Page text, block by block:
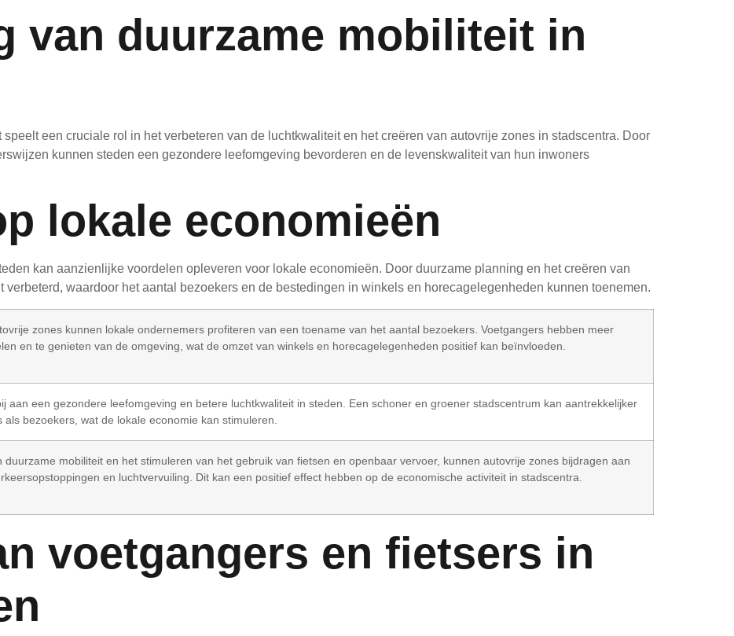
van duurzame mobiliteit in
een cruciale rol in het verbeteren van de luchtkwaliteit en het creëren van autovrije zones in stadscentra. Door
kunnen steden een gezondere leefomgeving bevorderen en de levenskwaliteit van hun inwoners
lokale economieën
kan aanzienlijke voordelen opleveren voor lokale economieën. Door duurzame planning en het creëren van
waardoor het aantal bezoekers en de bestedingen in winkels en horecagelegenheden kunnen toenemen.
zones kunnen lokale ondernemers profiteren van een toename van het aantal bezoekers. Voetgangers hebben meer
en te genieten van de omgeving, wat de omzet van winkels en horecagelegenheden positief kan beïnvloeden.
aan een gezondere leefomgeving en betere luchtkwaliteit in steden. Een schoner en groener stadscentrum kan aantrekkelijker
bezoekers, wat de lokale economie kan stimuleren.
duurzame mobiliteit en het stimuleren van het gebruik van fietsen en openbaar vervoer, kunnen autovrije zones bijdragen aan
en luchtvervuiling. Dit kan een positief effect hebben op de economische activiteit in stadscentra.
voetgangers en fietsers in